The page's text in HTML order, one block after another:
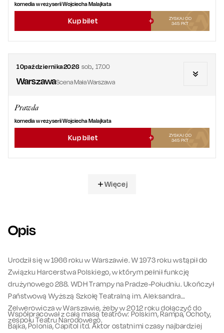
komedia w reżyserii Wojciecha Malajkata
Kup bilet
ZYSKAJ OD
345 PKT
10października2026 sob.,17.00
WarszawaScena Mała Warszawa
Prawda
komedia w reżyserii Wojciecha Malajkata
Kup bilet
ZYSKAJ OD
345 PKT
Więcej
Opis
Urodził się w 1966 roku w Warszawie. W 1973 roku wstąpił do
Związku Harcerstwa Polskiego, w którym pełnił funkcję
drużynowego 288. WDH Trampy na Pradze-Południu. Ukończył
Państwową Wyższą Szkołę Teatralną im. Aleksandra
Zelwerowicza w Warszawie, żeby w 2012 roku dołączyć do
zespołu Teatru Narodowego.
Współpracował z całą masą teatrów: Polskim, Rampa, Ochoty,
Bajka, Polonia, Capitol itd. Aktor ostatnimi czasy najbardziej